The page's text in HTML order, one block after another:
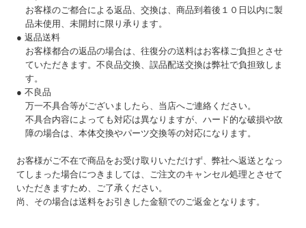
お客様のご都合による返品、交換は、商品到着後１０日以内に製
品未使用、未開封に限り承ります。
● 返品送料
お客様都合の返品の場合は、往復分の送料はお客様ご負担とさせ
ていただきます。不良品交換、誤品配送交換は弊社で負担致しま
す。
● 不良品
万一不具合等がございましたら、当店へご連絡ください。
不具合内容によっても対応は異なりますが、ハード的な破損や故
障の場合は、本体交換やパーツ交換等の対応になります。
お客様がご不在で商品をお受け取りいただけず、弊社へ返送となっ
てしまった場合につきましては、ご注文のキャンセル処理とさせて
いただきますため、ご了承ください。
尚、その場合は送料をお引きした金額でのご返金となります。